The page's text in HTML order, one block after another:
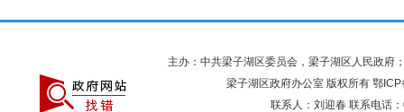
主办：中共梁子湖区委员会，梁子湖区人民政府
梁子湖区政府办公室 版权所有 鄂
联系人：刘迎春 联系电话